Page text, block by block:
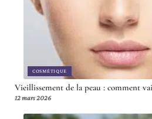
COSMÉTIQUE
Vieillissement de la peau : comment
12 mars 2026